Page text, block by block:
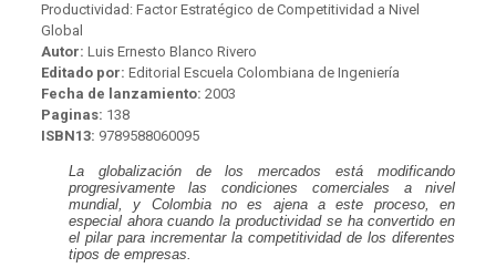
Productividad: Factor Estratégico de Competitividad a Nivel
Global
Autor: Luis Ernesto Blanco Rivero
Editado por: Editorial Escuela Colombiana de Ingeniería
Fecha de lanzamiento: 2003
Paginas: 138
ISBN13: 9789588060095
La globalización de los mercados está modificando
progresivamente las condiciones comerciales a nivel
mundial, y Colombia no es ajena a este proceso, en
especial ahora cuando la productividad se ha convertido en
el pilar para incrementar la competitividad de los diferentes
tipos de empresas.